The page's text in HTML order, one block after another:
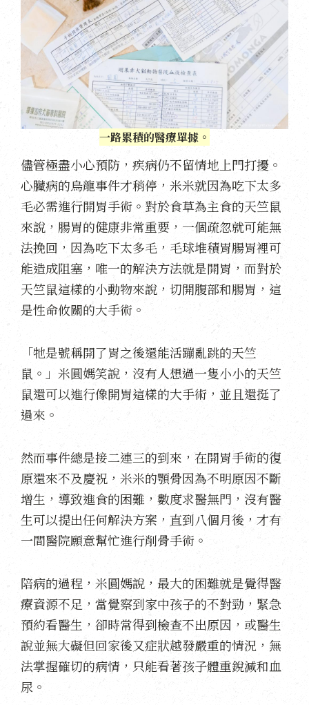
一路累積的醫療單據。
儘管極盡小心預防，疾病仍不留情地上門打擾。
心臟病的烏龍事件才稍停，米米就因為吃下太多
毛必需進行開胃手術。對於食草為主食的天竺鼠
來說，腸胃的健康非常重要，一個疏忽就可能無
法挽回，因為吃下太多毛，毛球堆積胃腸胃裡可
能造成阻塞，唯一的解決方法就是開胃，而對於
天竺鼠這樣的小動物來說，切開腹部和腸胃，這
是性命攸關的大手術。
「牠是號稱開了胃之後還能活蹦亂跳的天竺
鼠。」米圓媽笑說，沒有人想過一隻小小的天竺
鼠還可以進行像開胃這樣的大手術，並且還挺了
過來。
然而事件總是接二連三的到來，在開胃手術的復
原還來不及慶祝，米米的顎骨因為不明原因不斷
增生，導致進食的困難，數度求醫無門，沒有醫
生可以提出任何解決方案，直到八個月後，才有
一間醫院願意幫忙進行削骨手術。
陪病的過程，米圓媽說，最大的困難就是覺得醫
療資源不足，當覺察到家中孩子的不對勁，緊急
預約看醫生，卻時常得到檢查不出原因，或醫生
說並無大礙但回家後又症狀越發嚴重的情況，無
法掌握確切的病情，只能看著孩子體重銳減和血
尿。